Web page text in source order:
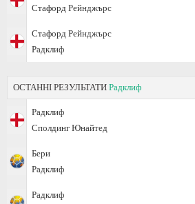
Стафорд Рейнджърс
Стафорд Рейнджърс
Радклиф
ОСТАННІ РЕЗУЛЬТАТИ Радклиф
Радклиф
Сполдинг Юнайтед
Бери
Радклиф
Радклиф